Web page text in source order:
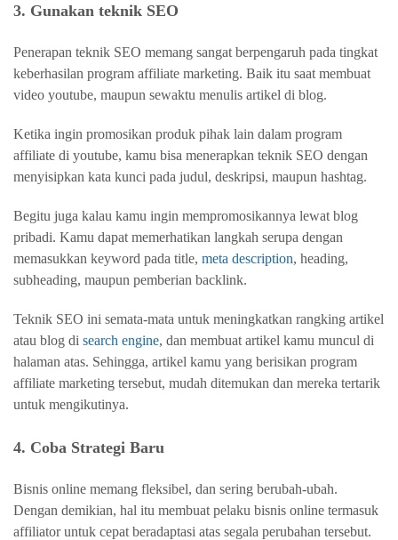
3. Gunakan teknik SEO
Penerapan teknik SEO memang sangat berpengaruh pada tingkat
keberhasilan program affiliate marketing. Baik itu saat membuat
video youtube, maupun sewaktu menulis artikel di blog.
Ketika ingin promosikan produk pihak lain dalam program
affiliate di youtube, kamu bisa menerapkan teknik SEO dengan
menyisipkan kata kunci pada judul, deskripsi, maupun hashtag.
Begitu juga kalau kamu ingin mempromosikannya lewat blog
pribadi. Kamu dapat memerhatikan langkah serupa dengan
memasukkan keyword pada title, meta description, heading,
subheading, maupun pemberian backlink.
Teknik SEO ini semata-mata untuk meningkatkan rangking artikel
atau blog di search engine, dan membuat artikel kamu muncul di
halaman atas. Sehingga, artikel kamu yang berisikan program
affiliate marketing tersebut, mudah ditemukan dan mereka tertarik
untuk mengikutinya.
4. Coba Strategi Baru
Bisnis online memang fleksibel, dan sering berubah-ubah.
Dengan demikian, hal itu membuat pelaku bisnis online termasuk
affiliator untuk cepat beradaptasi atas segala perubahan tersebut.